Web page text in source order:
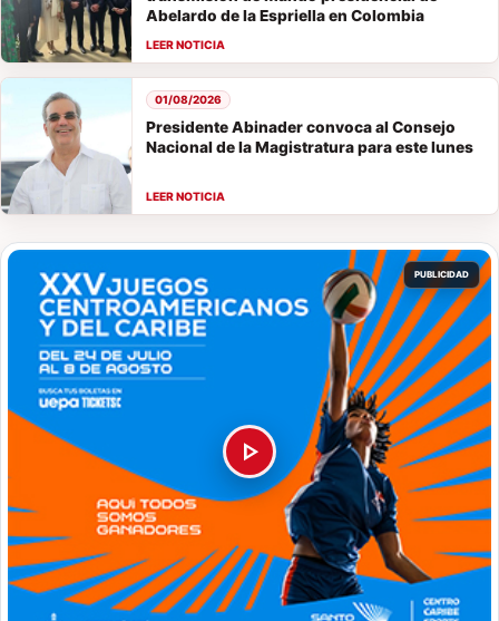
Abelardo de la Espriella en Colombia
Presidente Abinader convoca al Consejo
Nacional de la Magistratura para este lunes
01/08/2026